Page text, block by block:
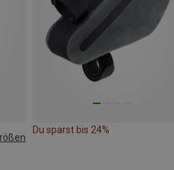
Du sparst bis 24%